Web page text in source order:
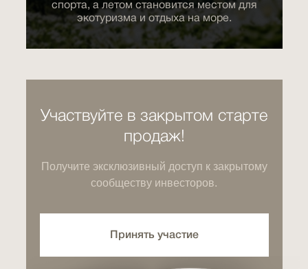
спорта, а летом становится местом для
экотуризма и отдыха на море.
Получите эксклюзивный доступ к закрытому
сообществу инвесторов.
Участвуйте в закрытом старте
продаж!
Принять участие